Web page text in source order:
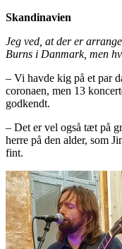
Skandinavien
Jeg ved, at der er
Burns i Danmark, men
– Vi havde kig på et par
coronaen, men 13
godkendt.
– Det er vel også tæt på
herre på den alder, som
fint.